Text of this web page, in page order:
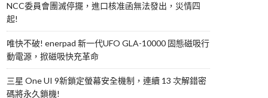
NCC委員會團滅停擺，進口核准函無法發出，災情四
起!
唯快不破! enerpad 新一代UFO GLA-10000 固態磁吸行
動電源，掀磁吸快充革命
三星 One UI 9新鎖定螢幕安全機制，連續 13 次解錯密
碼將永久鎖機!